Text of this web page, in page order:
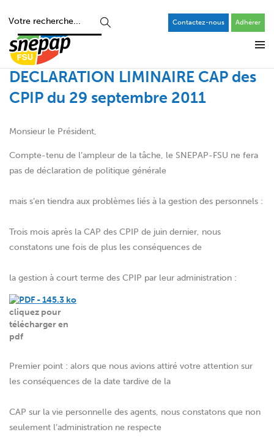
Contactez-nous Adhérer
DECLARATION LIMINAIRE CAP des
CPIP du 29 septembre 2011
Monsieur le Président,
Compte-tenu de l’ampleur de la tâche, le SNEPAP-FSU ne fera
pas de déclaration de politique générale
mais s’en tiendra aux problèmes liés à la gestion des personnels :
Trois mois après la CAP des CPIP de juin dernier, nous
constatons une fois de plus les conséquences de
la gestion à court terme des CPIP par leur administration :
cliquez pour
télécharger en
pdf
Premier point : alors que nous avions attiré votre attention sur
les conséquences de la date tardive de la
CAP sur la vie personnelle des agents, nous constatons que non
seulement l’administration ne respecte